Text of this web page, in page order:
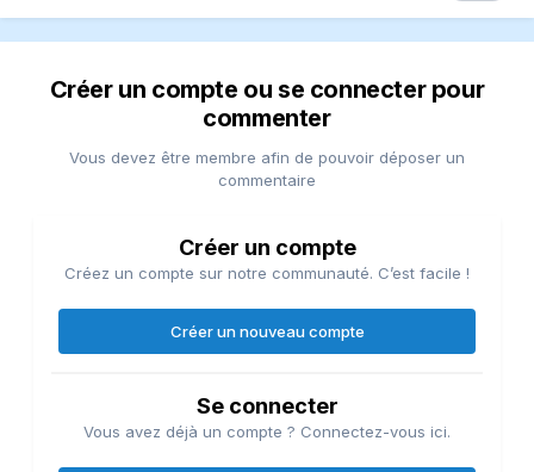
Créer un compte ou se connecter pour
commenter
Vous devez être membre afin de pouvoir déposer un
commentaire
Créer un compte
Créez un compte sur notre communauté. C’est facile !
Créer un nouveau compte
Se connecter
Vous avez déjà un compte ? Connectez-vous ici.